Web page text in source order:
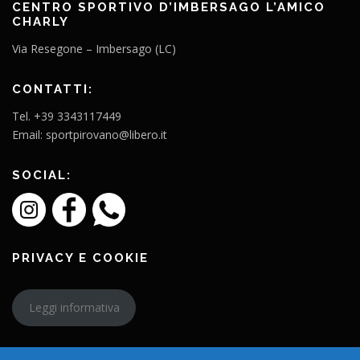
CENTRO SPORTIVO D’IMBERSAGO L’AMICO
CHARLY
Via Resegone – Imbersago (LC)
CONTATTI:
Tel. +39 3343117449
Email: sportpirovano@libero.it
SOCIAL:
PRIVACY E COOKIE
Leggi informativa